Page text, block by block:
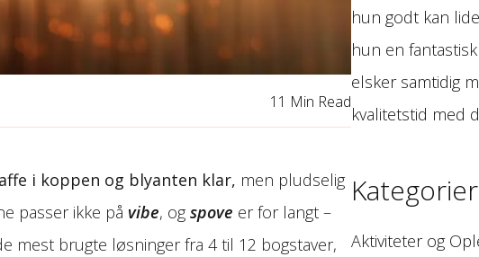
11 Min Read
i koppen og blyanten klar, men pludselig
passer ikke på vibe, og spove er for langt –
mest brugte løsninger fra 4 til 12 bogstaver,
hun godt kan
hun en
elsker samtidig
kvalitetstid med
Kategorier
Aktiviteter og